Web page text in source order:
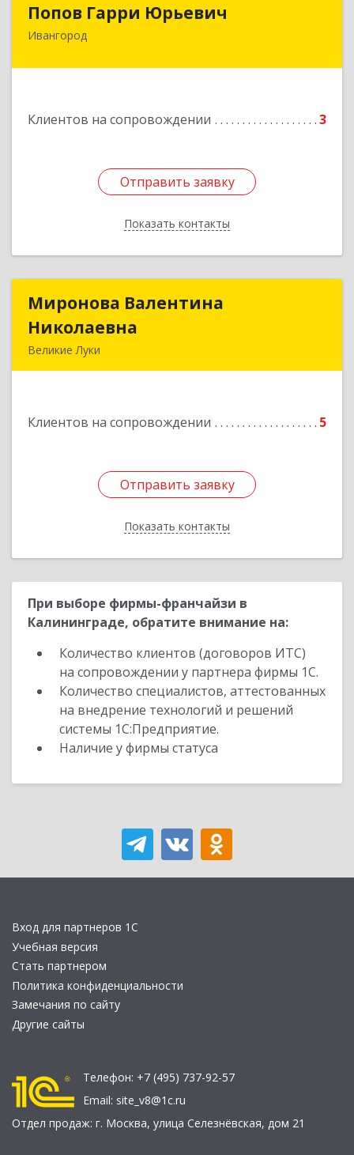
Попов Гарри Юрьевич
Ивангород
Клиентов на сопровождении 3
Отправить заявку
Показать контакты
Отправить заявку
Назад
Миронова Валентина
Николаевна
Великие Луки
Клиентов на сопровождении 5
Отправить заявку
Показать контакты
Миронова Валентина
Отправить заявку
Назад
При выборе фирмы-франчайзи в
Калининграде, обратите внимание на:
Количество клиентов (договоров ИТС)
на сопровождении у партнера фирмы 1С.
Количество специалистов, аттестованных
на внедрение технологий и решений
системы 1С:Предприятие.
Наличие у фирмы статуса
Вход для партнеров 1С
Учебная версия
Стать партнером
Политика конфиденциальности
Замечания по сайту
Другие сайты
Телефон: +7 (495) 737-92-57
Email: site_v8@1c.ru
Отдел продаж: г. Москва, улица Селезнёвская, дом 21